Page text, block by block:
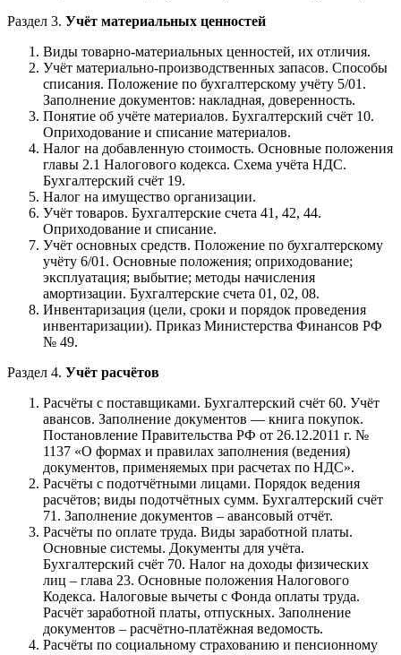
Раздел 3. Учёт материальных ценностей
Виды товарно-материальных ценностей, их отличия.
Учёт материально-производственных запасов. Способы
списания. Положение по бухгалтерскому учёту 5/01.
Заполнение документов: накладная, доверенность.
Понятие об учёте материалов. Бухгалтерский счёт 10.
Оприходование и списание материалов.
Налог на добавленную стоимость. Основные положения
главы 2.1 Налогового кодекса. Схема учёта НДС.
Бухгалтерский счёт 19.
Налог на имущество организации.
Учёт товаров. Бухгалтерские счета 41, 42, 44.
Оприходование и списание.
Учёт основных средств. Положение по бухгалтерскому
учёту 6/01. Основные положения; оприходование;
эксплуатация; выбытие; методы начисления
амортизации. Бухгалтерские счета 01, 02, 08.
Инвентаризация (цели, сроки и порядок проведения
инвентаризации). Приказ Министерства Финансов РФ
№ 49.
Раздел 4. Учёт расчётов
Расчёты с поставщиками. Бухгалтерский счёт 60. Учёт
авансов. Заполнение документов — книга покупок.
Постановление Правительства РФ от 26.12.2011 г. №
1137 «О формах и правилах заполнения (ведения)
документов, применяемых при расчетах по НДС».
Расчёты с подотчётными лицами. Порядок ведения
расчётов; виды подотчётных сумм. Бухгалтерский счёт
71. Заполнение документов – авансовый отчёт.
Расчёты по оплате труда. Виды заработной платы.
Основные системы. Документы для учёта.
Бухгалтерский счёт 70. Налог на доходы физических
лиц – глава 23. Основные положения Налогового
Кодекса. Налоговые вычеты с Фонда оплаты труда.
Расчёт заработной платы, отпускных. Заполнение
документов – расчётно-платёжная ведомость.
Расчёты по социальному страхованию и пенсионному